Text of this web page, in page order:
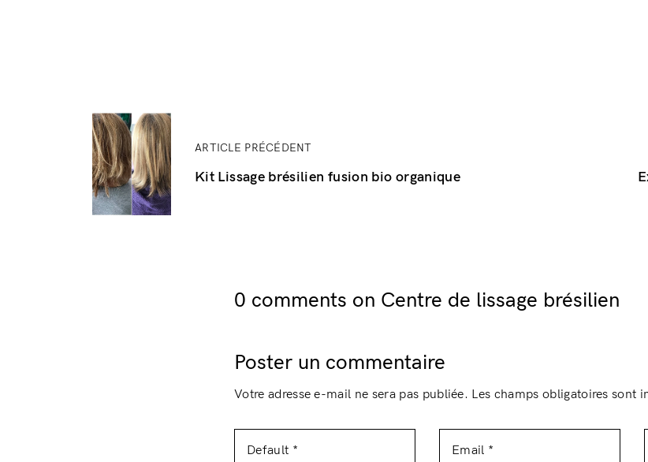
ARTICLE PRÉCÉDENT
Kit Lissage brésilien fusion bio organique
0 comments on Centre de lissage brésilien
Poster un commentaire
Votre adresse e-mail ne sera pas publiée. Les champs obligatoires sont